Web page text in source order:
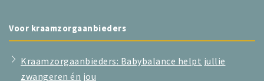
Voor kraamzorgaanbieders
Kraamzorgaanbieders: Babybalance helpt jullie
zwangeren én jou